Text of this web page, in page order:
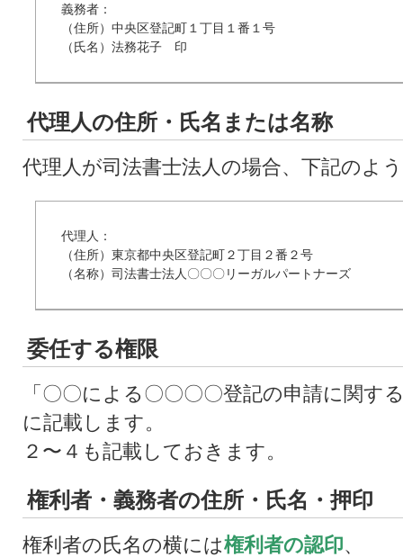
義務者：
（住所）中央区登記町１丁目１番１号
（氏名）法務花子　印
代理人の住所・氏名または名称
代理人が司法書士法人の場合、下記のよ
代理人：
（住所）東京都中央区登記町２丁目２番２号
（名称）司法書士法人〇〇〇リーガルパートナーズ
委任する権限
「〇〇による〇〇〇〇登記の申請に関す
に記載します。
２〜４も記載しておきます。
権利者・義務者の住所・氏名・押印
権利者の氏名の横には権利者の認印、